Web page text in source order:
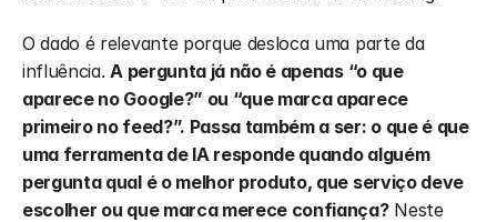
O dado é relevante porque desloca uma parte da
influência. A pergunta já não é apenas “o que
aparece no Google?” ou “que marca aparece
primeiro no feed?”. Passa também a ser: o que é que
uma ferramenta de IA responde quando alguém
pergunta qual é o melhor produto, que serviço deve
escolher ou que marca merece confiança? Neste